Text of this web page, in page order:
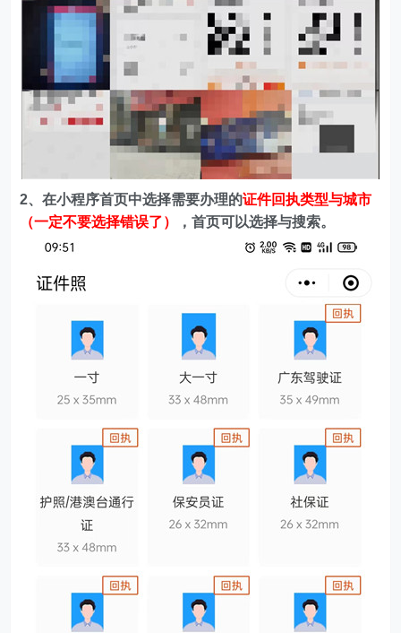
2、在小程序首页中选择需要办理的证件回执类型与城市
（一定不要选择错误了）
，首页可以选择与搜索。